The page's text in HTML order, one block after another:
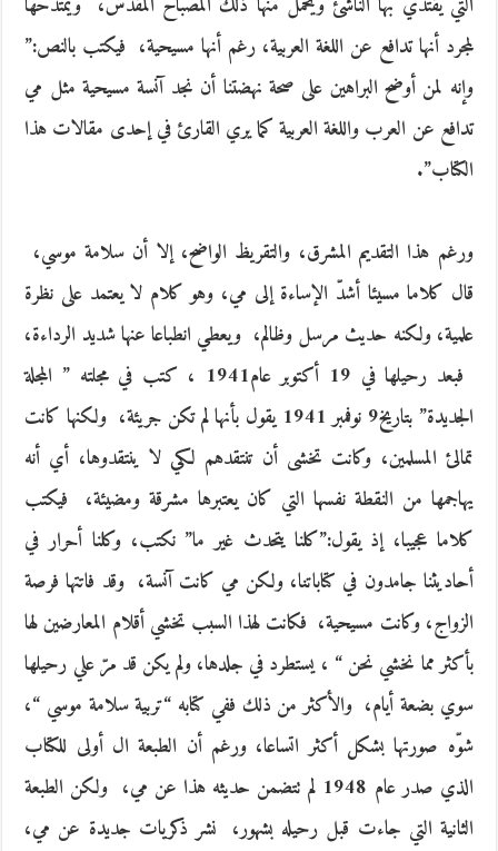
لمجرد أنها تدافع عن اللغة العربية، رغم أنها مسيحية، ‮ ‬فيكتب بالنص‮:”
‬وإنه لمن أوضح البراهين على صحة نهضتنا أن نجد آنسة مسيحية مثل مي
تدافع عن العرب واللغة العربية كما‮ ‬يري القارئ في إحدى مقالات هذا
الكتاب‮”.‬
‬قال كلاما مسيئا أشدّ‮ ‬الإساءة إلى مي، وهو كلام لا‮ ‬يعتمد على نظرة
علمية، ولكنه حديث مرسل وظالم، ‮ ‬ويعطي انطباعا عنها شديد الرداءة،
‮ ‬‮” ا‬لمجلة
الجديدة‮” ‬بتاريخ‮ ‬9نوفمبر‮ ‬1941‮ ‬يقول بأنها لم تكن‮ ‬جريئة، ‮ ‬ولكنها كانت
‬يهاجمها من النقطة نفسها التي كان‮ ‬يعتبرها مشرقة ومضيئة، ‮ ‬فيكتب
كلاما عجيبا، إذ‮ ‬يقول‮:”‬كلنا‮ ‬يتحدث‮ ‬غير ما‮” ‬نكتب، وكلنا أحرار في
أحاديثنا جامدون في كتاباتنا، ولكن مي كانت آنسة، ‮ ‬وقد فاتتها فرصة
الزواج، وكانت مسيحية، ‮ ‬فكانت لهذا السبب تخشي أقلام المعارضين لها
بأكثر مما نخشي نحن‮ “ ‬، يستطرد في جلدها، ولم‮ ‬يكن قد مرّ‮ ‬علي رحيلها
سوي بضعة أيام، ‮ ‬والأكثر من ذلك ففي كتابه‮ “‬تربية سلامة موسي‮ “‬،
شوّه صورتها بشكل أكثر اتساعا، ورغم أن الطبعة ال أولى للكتاب
الذي صدر عام‮ ‬1948‮ ‬لم تتضمن حديثه هذا عن مي، ‮ ‬ولكن الطبعة
الثانية التي جاءت قبل رحيله بشهور، ‮ ‬نشر ذكريات جديدة عن مي،